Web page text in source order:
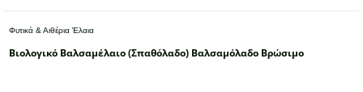
Φυτικά & Αιθέρια Έλαια
Βιολογικό Βαλσαμέλαιο (Σπαθόλαδο) Βαλσαμόλαδο Βρώσιμο